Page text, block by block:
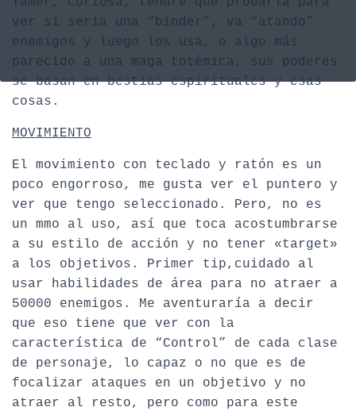
ver si sería una “binder”, va “atando”
enemigos y luego los usa, o algo más
parecido a una maga totémica, sus poderes
se basan en bestias espirituales y esas
cosas.
MOVIMIENTO
El movimiento con teclado y ratón es un
poco engorroso, me gusta ver el puntero y
ver que tengo seleccionado. Pero, no es
un mmo al uso, así que toca acostumbrarse
a su estilo de acción y no tener «target»
a los objetivos. Primer tip,cuidado al
usar habilidades de área para no atraer a
50000 enemigos. Me aventuraría a decir
que eso tiene que ver con la
característica de “Control” de cada clase
de personaje, lo capaz o no que es de
focalizar ataques en un objetivo y no
atraer al resto, pero como para este